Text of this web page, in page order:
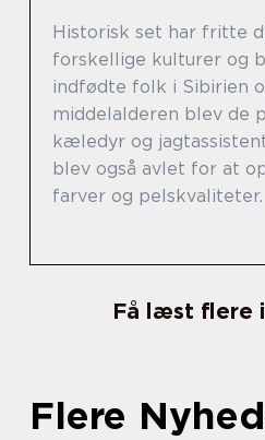
Historisk set har fritte
forskellige kulturer og
indfødte folk i Sibirien
middelalderen blev de
kæledyr og
blev også avlet for at
farver og pelskvaliteter.
Få læst flere
Flere